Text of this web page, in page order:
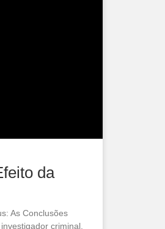
da
As Conclusões
criminal.